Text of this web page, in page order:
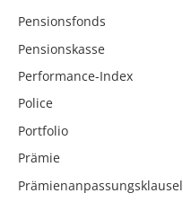
Pensionsfonds
Pensionskasse
Performance-Index
Police
Portfolio
Prämie
Prämienanpassungsklausel